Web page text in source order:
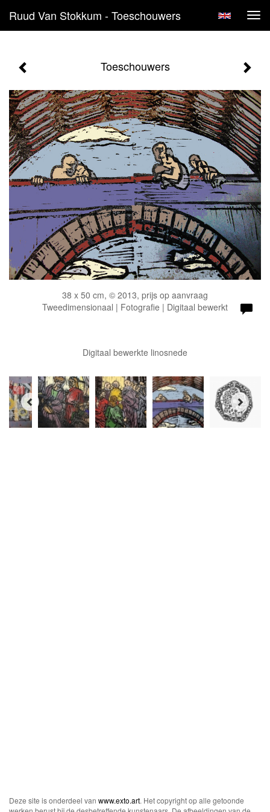
Ruud Van Stokkum - Toeschouwers
Toeschouwers
38 x 50 cm, © 2013, prijs op aanvraag
Tweedimensionaal | Fotografie | Digitaal bewerkt
Digitaal bewerkte linosnede
Deze site is onderdeel van www.exto.art. Het copyright op alle getoonde